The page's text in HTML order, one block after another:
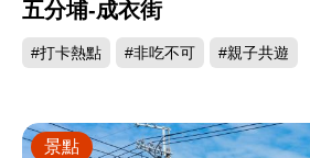
五分埔-成衣街
#打卡熱點 #非吃不可 #親子共遊
景點